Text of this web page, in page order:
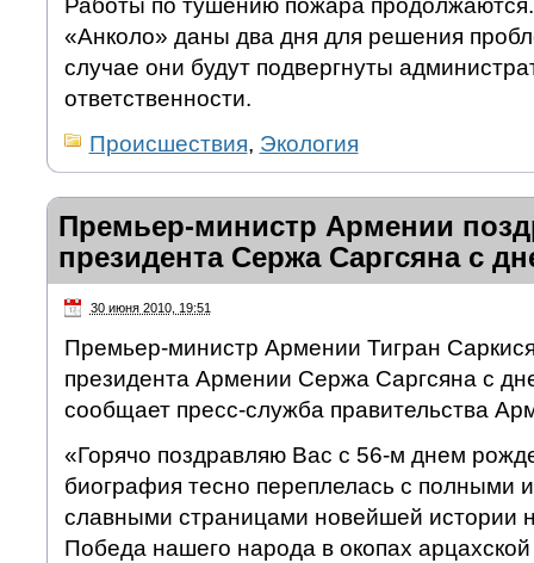
«Анколо» даны два дня для решения
случае они будут подвергнуты
ответственности.
Происшествия, Экология
Премьер-министр Армении
президента Сержа Саргсяна с
30 июня 2010, 19:51
Премьер-министр Армении Тигран
президента Армении Сержа Саргсяна с
сообщает пресс-служба правительства
«Горячо поздравляю Вас с 56-м днем
биография тесно переплелась с полными
славными страницами новейшей истории
Победа нашего народа в окопах